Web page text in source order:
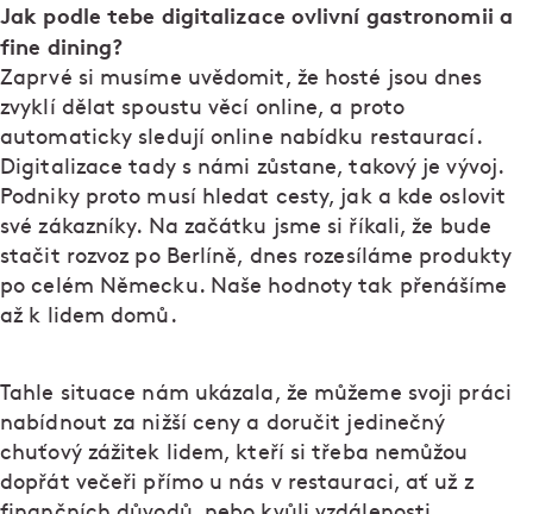
Jak podle tebe digitalizace ovlivní gastronomii a
fine dining?
Zaprvé si musíme uvědomit, že hosté jsou dnes
zvyklí dělat spoustu věcí online, a proto
automaticky sledují online nabídku restaurací.
Digitalizace tady s námi zůstane, takový je vývoj.
Podniky proto musí hledat cesty, jak a kde oslovit
své zákazníky. Na začátku jsme si říkali, že bude
stačit rozvoz po Berlíně, dnes rozesíláme produkty
po celém Německu. Naše hodnoty tak přenášíme
až k lidem domů.
Tahle situace nám ukázala, že můžeme svoji práci
nabídnout za nižší ceny a doručit jedinečný
chuťový zážitek lidem, kteří si třeba nemůžou
dopřát večeři přímo u nás v restauraci, ať už z